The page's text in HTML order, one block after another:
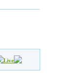
Live